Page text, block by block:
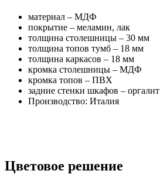
материал – МДФ
покрытие – меламин, лак
толщина столешницы – 30 мм
толщина топов тумб – 18 мм
толщина каркасов – 18 мм
кромка столешницы – МДФ
кромка топов – ПВХ
задние стенки шкафов – оргалит
Производство: Италия
Цветовое решение